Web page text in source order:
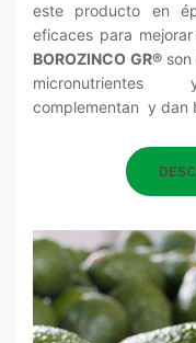
este producto en
eficaces para
BOROZINCO GR®
micronutrientes
complementan y dan